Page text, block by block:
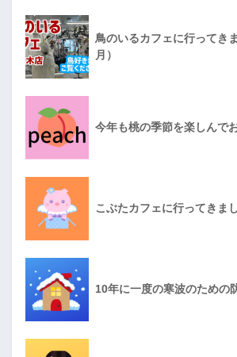
鳥のいるカフェに行ってき
月）
今年も桃の季節を楽しんで
こぶたカフェに行ってきま
10年に一度の寒波のための